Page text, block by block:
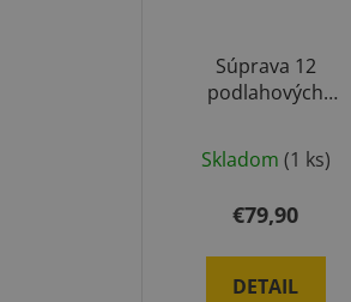
Súprava 12
podlahových
Skladom (1 ks)
€79,90
DETAIL